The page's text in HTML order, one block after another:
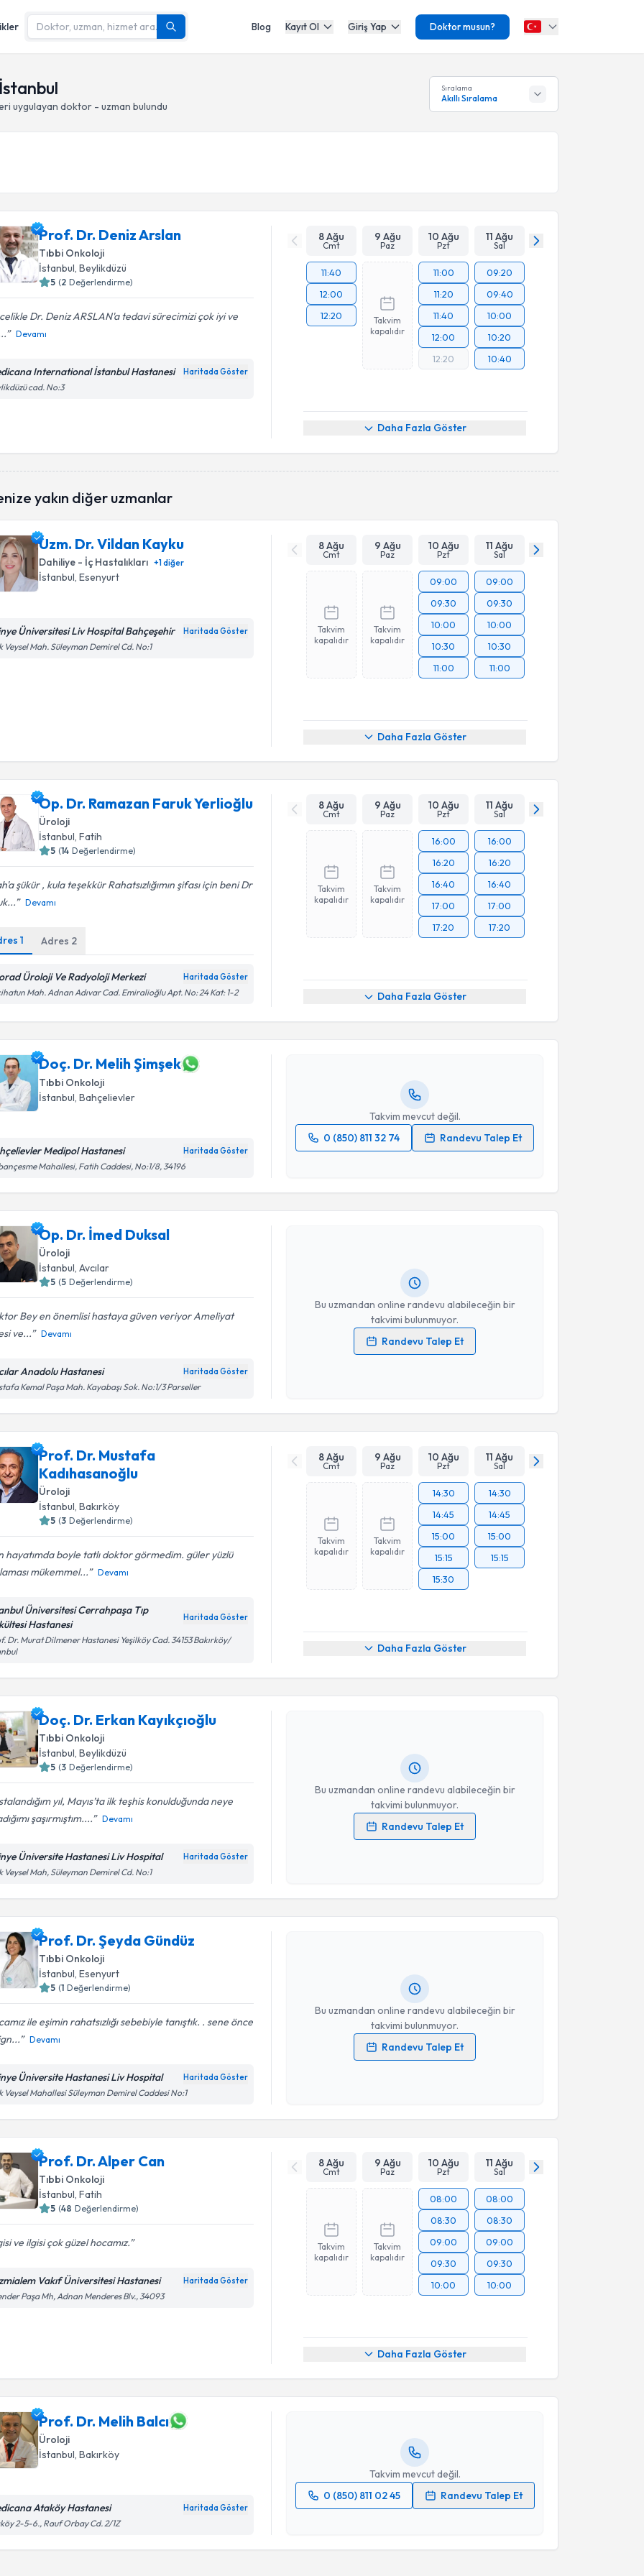
Blog Kayıt Ol Giriş Yap Doktor musun?
uygulayan doktor - uzman bulundu
Sıralama
Akıllı Sıralama
Prof. Dr. Deniz Arslan
Tıbbi Onkoloji
İstanbul, Beylikdüzü
5 (2 Değerlendirme)
Dr. Deniz ARSLAN'a tedavi sürecimizi çok iyi ve
Devamı
International İstanbul Hastanesi Haritada Göster
cad. No:3
8 Ağu
Cmt
9 Ağu
Paz
10 Ağu
Pzt
11 Ağu
Sal
11:40
12:00
12:20
Takvim
kapalıdır
11:00
11:20
11:40
12:00
12:20
09:20
09:40
10:00
10:20
10:40
Daha Fazla Göster
yakın diğer uzmanlar
Uzm. Dr. Vildan Kayku
Dahiliye - İç Hastalıkları +1diğer
İstanbul , Esenyurt
Üniversitesi Liv Hospital Bahçeşehir Haritada Göster
Veysel Mah. Süleyman Demirel Cd. No:1
8 Ağu
Cmt
9 Ağu
Paz
10 Ağu
Pzt
11 Ağu
Sal
Takvim
kapalıdır
Takvim
kapalıdır
09:00
09:30
10:00
10:30
11:00
09:00
09:30
10:00
10:30
11:00
Daha Fazla Göster
Op. Dr. Ramazan Faruk Yerlioğlu
Üroloji
İstanbul, Fatih
5 (14 Değerlendirme)
şükür , kula teşekkür Rahatsızlığımın şifası için beni Dr
Devamı
1 Adres 2
Üroloji Ve Radyoloji Merkezi Haritada Göster
Mah. Adnan Adıvar Cad. Emiralioğlu Apt. No: 24 Kat: 1-2
8 Ağu
Cmt
9 Ağu
Paz
10 Ağu
Pzt
11 Ağu
Sal
Takvim
kapalıdır
Takvim
kapalıdır
16:00
16:20
16:40
17:00
17:20
16:00
16:20
16:40
17:00
17:20
Daha Fazla Göster
Doç. Dr. Melih Şimşek
Tıbbi Onkoloji
İstanbul , Bahçelievler
Medipol Hastanesi Haritada Göster
Mahallesi, Fatih Caddesi, No:1/8, 34196
Takvim mevcut değil.
0 (850) 811 32 74
Randevu Talep Et
Randevu Takvimi Talebi
Op. Dr. İmed Duksal
Üroloji
İstanbul , Avcılar
5 (5 Değerlendirme)
Bey en önemlisi hastaya güven veriyor Ameliyat
ve...
Devamı
Anadolu Hastanesi Haritada Göster
Kemal Paşa Mah. Kayabaşı Sok. No:1/3 Parseller
Bu uzmandan online randevu alabileceğin bir
takvimi bulunmuyor.
Randevu Talep Et
Randevu Takvimi Talebi
Op. Dr. İmed Duksal
Kişisel verilerimin işlenmesine ilişkinAydınlatma Metni
Takvim Talebini Gönder
Prof. Dr. Mustafa
Kadıhasanoğlu
Üroloji
İstanbul , Bakırköy
5 (3 Değerlendirme)
hayatımda boyle tatlı doktor görmedim. güler yüzlü
mükemmel...
Devamı
Üniversitesi Cerrahpaşa Tıp
Hastanesi
Haritada Göster
Dr. Murat Dilmener Hastanesi Yeşilköy Cad. 34153 Bakırköy/
8 Ağu
Cmt
9 Ağu
Paz
10 Ağu
Pzt
11 Ağu
Sal
Takvim
kapalıdır
Takvim
kapalıdır
14:30
14:45
15:00
15:15
15:30
14:30
14:45
15:00
15:15
Daha Fazla Göster
Doç. Dr. Erkan Kayıkçıoğlu
Tıbbi Onkoloji
İstanbul , Beylikdüzü
5 (3 Değerlendirme)
yıl, Mayıs’ta ilk teşhis konulduğunda neye
şaşırmıştım....
Devamı
Üniversite Hastanesi Liv Hospital Haritada Göster
Veysel Mah, Süleyman Demirel Cd. No:1
Bu uzmandan online randevu alabileceğin bir
takvimi bulunmuyor.
Randevu Talep Et
Randevu Takvimi Talebi
Doç. Dr. Erkan Kayıkçıoğlu
Kişisel verilerimin işlenmesine ilişkinAydınlatma Metni
Takvim Talebini Gönder
Prof. Dr. Şeyda Gündüz
Tıbbi Onkoloji
İstanbul , Esenyurt
5 (1 Değerlendirme)
ile eşimin rahatsızlığı sebebiyle tanıştık. . sene önce
Devamı
Üniversite Hastanesi Liv Hospital Haritada Göster
Veysel Mahallesi Süleyman Demirel Caddesi No:1
Bu uzmandan online randevu alabileceğin bir
takvimi bulunmuyor.
Randevu Talep Et
Randevu Takvimi Talebi
Prof. Dr. Şeyda Gündüz
Kişisel verilerimin işlenmesine ilişkinAydınlatma Metni
Takvim Talebini Gönder
Prof. Dr. Alper Can
Tıbbi Onkoloji
İstanbul , Fatih
5 (48 Değerlendirme)
ve ilgisi çok güzel hocamız.
Vakıf Üniversitesi Hastanesi Haritada Göster
Paşa Mh, Adnan Menderes Blv., 34093
8 Ağu
Cmt
9 Ağu
Paz
10 Ağu
Pzt
11 Ağu
Sal
Takvim
kapalıdır
Takvim
kapalıdır
08:00
08:30
09:00
09:30
10:00
08:00
08:30
09:00
09:30
10:00
Daha Fazla Göster
Prof. Dr. Melih Balcı
Üroloji
İstanbul, Bakırköy
Ataköy Hastanesi Haritada Göster
2-5-6., Rauf Orbay Cd. 2/1Z
Takvim mevcut değil.
0 (850) 811 02 45
Randevu Talep Et
Randevu Takvimi Talebi
işlenmesini kabul ediyorum.